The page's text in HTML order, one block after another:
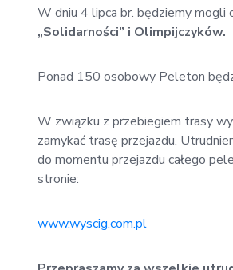
W dniu 4 lipca br. będziemy mogli
„Solidarności” i Olimpijczyków.
Ponad 150 osobowy Peleton
W związku z przebiegiem trasy
zamykać trasę przejazdu.
do momentu przejazdu całego
stronie:
www.wyscig.com.pl